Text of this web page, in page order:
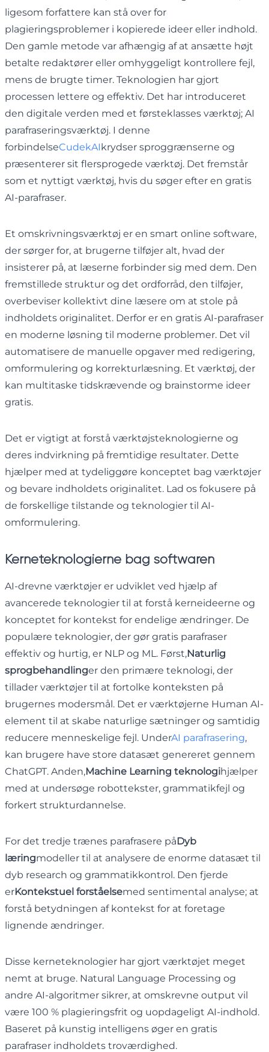
ligesom forfattere kan stå over for
plagieringsproblemer i kopierede ideer eller indhold.
Den gamle metode var afhængig af at ansætte højt
betalte redaktører eller omhyggeligt kontrollere fejl,
mens de brugte timer. Teknologien har gjort
processen lettere og effektiv. Det har introduceret
den digitale verden med et førsteklasses værktøj; AI
parafraseringsværktøj. I denne
forbindelseCudekAIkrydser sproggrænserne og
præsenterer sit flersprogede værktøj. Det fremstår
som et nyttigt værktøj, hvis du søger efter en gratis
AI-parafraser.
Et omskrivningsværktøj er en smart online software,
der sørger for, at brugerne tilføjer alt, hvad der
insisterer på, at læserne forbinder sig med dem. Den
fremstillede struktur og det ordforråd, den tilføjer,
overbeviser kollektivt dine læsere om at stole på
indholdets originalitet. Derfor er en gratis AI-parafraser
en moderne løsning til moderne problemer. Det vil
automatisere de manuelle opgaver med redigering,
omformulering og korrekturlæsning. Et værktøj, der
kan multitaske tidskrævende og brainstorme ideer
gratis.
Det er vigtigt at forstå værktøjsteknologierne og
deres indvirkning på fremtidige resultater. Dette
hjælper med at tydeliggøre konceptet bag værktøjer
og bevare indholdets originalitet. Lad os fokusere på
de forskellige tilstande og teknologier til AI-
omformulering.
Kerneteknologierne bag softwaren
AI-drevne værktøjer er udviklet ved hjælp af
avancerede teknologier til at forstå kerneideerne og
konceptet for kontekst for endelige ændringer. De
populære teknologier, der gør gratis parafraser
effektiv og hurtig, er NLP og ML. Først,Naturlig
sprogbehandlinger den primære teknologi, der
tillader værktøjer til at fortolke konteksten på
brugernes modersmål. Det er værktøjerne Human AI-
element til at skabe naturlige sætninger og samtidig
reducere menneskelige fejl. UnderAI parafrasering,
kan brugere have store datasæt genereret gennem
ChatGPT. Anden,Machine Learning teknologihjælper
med at undersøge robottekster, grammatikfejl og
forkert strukturdannelse.
For det tredje trænes parafrasere påDyb
læringmodeller til at analysere de enorme datasæt til
dyb research og grammatikkontrol. Den fjerde
erKontekstuel forståelsemed sentimental analyse; at
forstå betydningen af ​​kontekst for at foretage
lignende ændringer.
Disse kerneteknologier har gjort værktøjet meget
nemt at bruge. Natural Language Processing og
andre AI-algoritmer sikrer, at omskrevne output vil
være 100 % plagieringsfrit og uopdageligt AI-indhold.
Baseret på kunstig intelligens øger en gratis
parafraser indholdets troværdighed.